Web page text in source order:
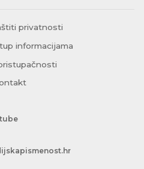
privatnosti
informacijama